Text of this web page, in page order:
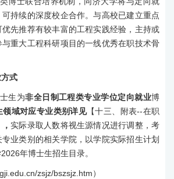
持续的深度校企合作。与高校已建立重点
优先推荐有较丰富的工程实践经验，主持或
重大工程科研项目 的一线优秀在职技术骨
式
生为非全日制工程类专业学位定向就业博
领域对应专业类别详见【十三、附表--在职
， 实际录取人数将视生源情况进行调整，考
专业类别的相关学院 ，以学院实际招生计划
2026年博士生招生目录。
zsjz/bszsjz.htm）